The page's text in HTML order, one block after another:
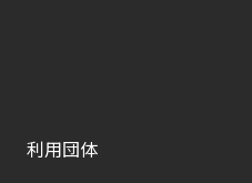
利用団体